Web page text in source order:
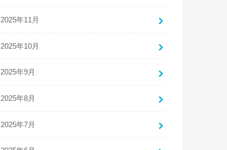
2025年11月
2025年10月
2025年9月
2025年8月
2025年7月